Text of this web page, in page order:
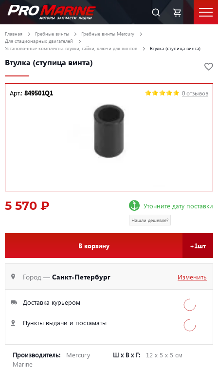
Главная Гребные винты
Гребные винты Mercury
Для стационарных двигателей
Установочные комплекты, втулки, гайки, ключи для винтов
Втулка (ступица винта)
Втулка (ступица винта)
Арт.: 849501Q1 0 отзывов
5 570 ₽ Уточните дату поставки
Нашли дешевле?
В корзину +1шт
Город — Санкт-Петербург Изменить
Доставка курьером
Пункты выдачи и постаматы
Производитель:
Mercury
Marine
Ш х В х Г: 12 х 5 х 5 см